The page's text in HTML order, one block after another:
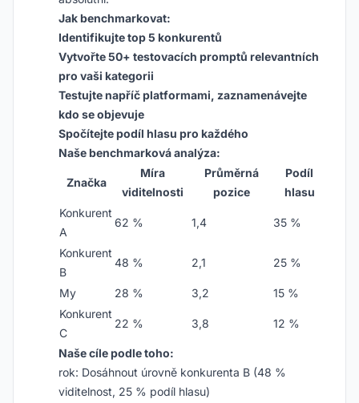
Jak benchmarkovat:
Identifikujte top 5 konkurentů
Vytvořte 50+ testovacích promptů relevantních
pro vaši kategorii
Testujte napříč platformami, zaznamenávejte
kdo se objevuje
Spočítejte podíl hlasu pro každého
Naše benchmarková analýza:
Značka
Míra
viditelnosti
Průměrná
pozice
Podíl
hlasu
Konkurent
A
62 % 1,4 35 %
Konkurent
B
48 % 2,1 25 %
My 28 % 3,2
15 %
Konkurent
C
22 % 3,8 12 %
Naše cíle podle toho:
rok: Dosáhnout úrovně konkurenta B (48 %
viditelnost, 25 % podíl hlasu)